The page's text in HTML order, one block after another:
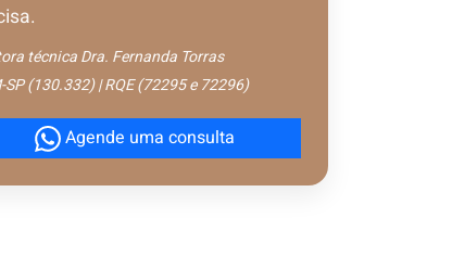
técnica Dra. Fernanda Torras
SP (130.332) | RQE (72295 e 72296)
Agende uma consulta